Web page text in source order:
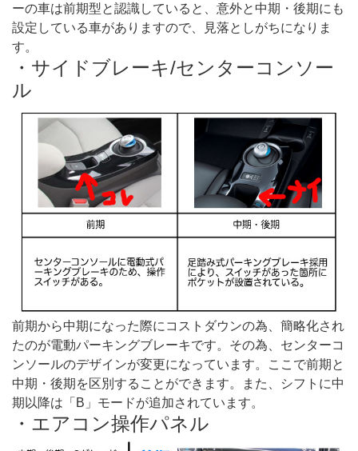
ーの車は前期型と認識していると、意外と中期・後期にも
設定している車がありますので、見落としがちになりま
す。
・サイドブレーキ/センターコンソー
ル
前期から中期になった際にコストダウンの為、簡略化され
たのが電動パーキングブレーキです。その為、センターコ
ンソールのデザインが変更になっています。ここで前期と
中期・後期を区別することができます。また、シフトに中
期以降は「B」モードが追加されています。
・エアコン操作パネル